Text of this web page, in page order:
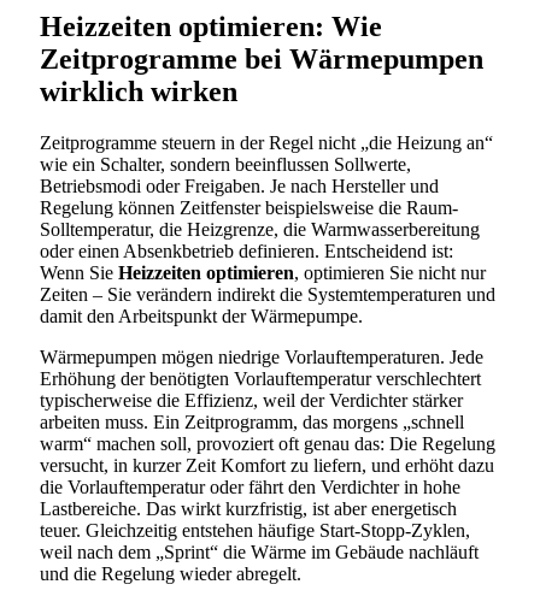
Heizzeiten optimieren: Wie
Zeitprogramme bei Wärmepumpen
wirklich wirken
Zeitprogramme steuern in der Regel nicht „die Heizung an“
wie ein Schalter, sondern beeinflussen Sollwerte,
Betriebsmodi oder Freigaben. Je nach Hersteller und
Regelung können Zeitfenster beispielsweise die Raum-
Solltemperatur, die Heizgrenze, die Warmwasserbereitung
oder einen Absenkbetrieb definieren. Entscheidend ist:
Wenn Sie Heizzeiten optimieren, optimieren Sie nicht nur
Zeiten – Sie verändern indirekt die Systemtemperaturen und
damit den Arbeitspunkt der Wärmepumpe.
Wärmepumpen mögen niedrige Vorlauftemperaturen. Jede
Erhöhung der benötigten Vorlauftemperatur verschlechtert
typischerweise die Effizienz, weil der Verdichter stärker
arbeiten muss. Ein Zeitprogramm, das morgens „schnell
warm“ machen soll, provoziert oft genau das: Die Regelung
versucht, in kurzer Zeit Komfort zu liefern, und erhöht dazu
die Vorlauftemperatur oder fährt den Verdichter in hohe
Lastbereiche. Das wirkt kurzfristig, ist aber energetisch
teuer. Gleichzeitig entstehen häufige Start-Stopp-Zyklen,
weil nach dem „Sprint“ die Wärme im Gebäude nachläuft
und die Regelung wieder abregelt.